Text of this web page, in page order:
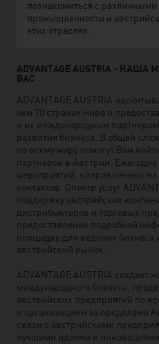
познакомиться с различными
промышленности и
этих отраслях.
ADVANTAGE AUSTRIA -
ВАС
ADVANTAGE AUSTRIA
чем 70 странах мира и
и их международным партнерам
развития бизнеса. В общей
по всему миру помогут Вам
партнеров в Австрии. Ежегодно
мероприятий, направленных на
контактов. Спектр услуг
поддержку австрийских
дистрибьюторов и торговых
предоставление подробной
площадке для ведения бизнеса
австрийский рынок.
ADVANTAGE AUSTRIA создает
международного бизнеса,
австрийских предприятий по
и организациям за пределами
связи с австрийскими
лучшими идеями и